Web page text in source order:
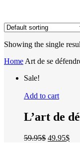
Showing the single
Home Art de se
Sale!
Add to cart
L’art de
59.95$ 49.95$